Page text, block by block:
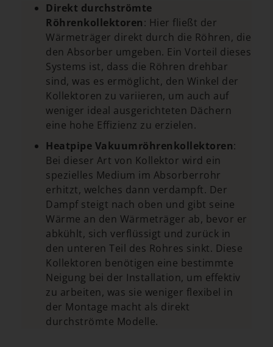
Direkt durchströmte
Röhrenkollektoren: Hier fließt der
Wärmeträger direkt durch die Röhren, die
den Absorber umgeben. Ein Vorteil dieses
Systems ist, dass die Röhren drehbar
sind, was es ermöglicht, den Winkel der
Kollektoren zu variieren, um auch auf
weniger ideal ausgerichteten Dächern
eine hohe Effizienz zu erzielen.
Heatpipe Vakuumröhrenkollektoren:
Bei dieser Art von Kollektor wird ein
spezielles Medium im Absorberrohr
erhitzt, welches dann verdampft. Der
Dampf steigt nach oben und gibt seine
Wärme an den Wärmeträger ab, bevor er
abkühlt, sich verflüssigt und zurück in
den unteren Teil des Rohres sinkt. Diese
Kollektoren benötigen eine bestimmte
Neigung bei der Installation, um effektiv
zu arbeiten, was sie weniger flexibel in
der Montage macht als direkt
durchströmte Modelle.